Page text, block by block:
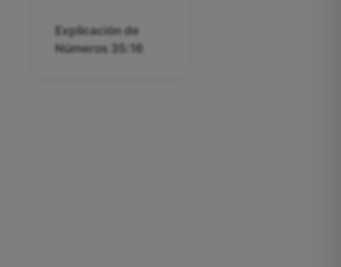
Explicación de
Números 35:16